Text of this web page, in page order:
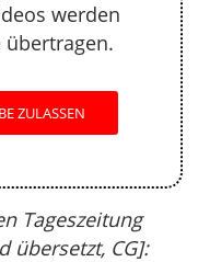
werden
übertragen.
ZULASSEN
Tageszeitung
übersetzt, CG]: